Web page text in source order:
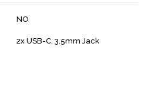
NO
2x USB-C, 3.5mm Jack